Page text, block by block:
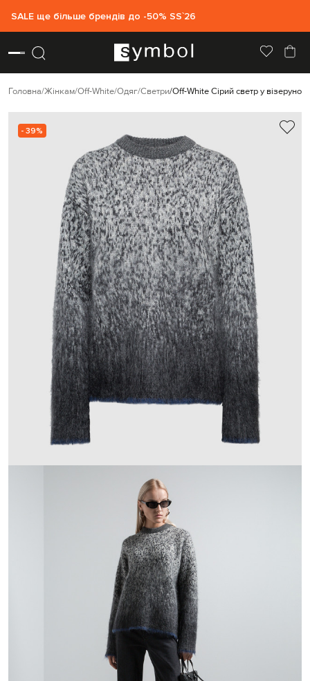
SALE ще більше брендів до -50% SS`26
Головна Жінкам Off-White Одяг Светри Off-White Сірий светр у візерунок
- 39%